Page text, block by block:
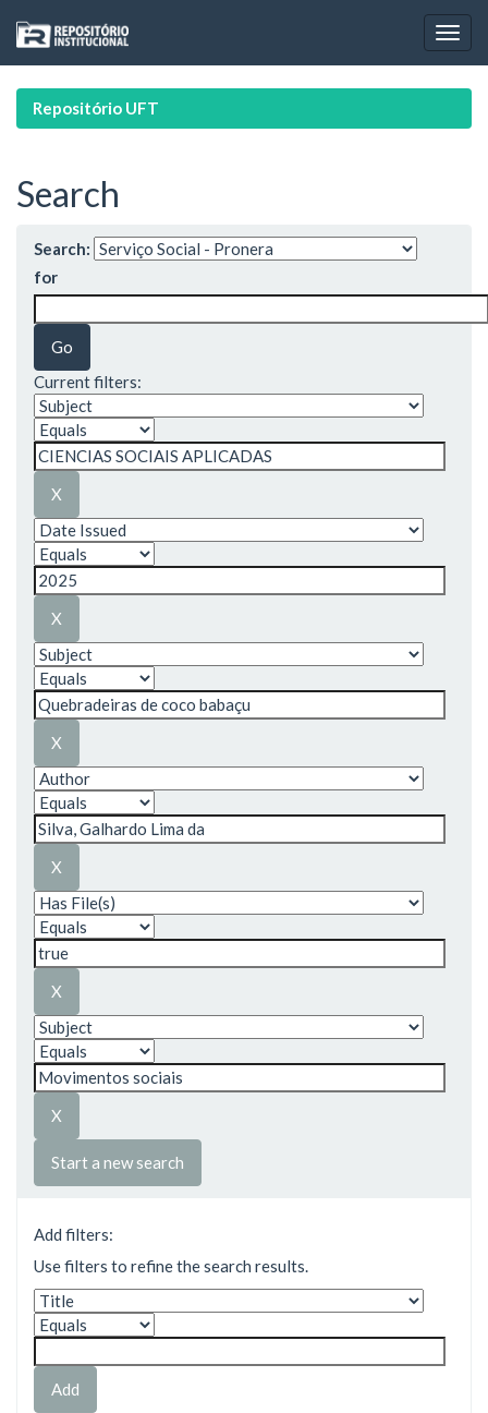
navigation
Repositório UFT
Search
Search:
for
Current filters:
Start a new search
Add filters:
Use filters to refine the search results.